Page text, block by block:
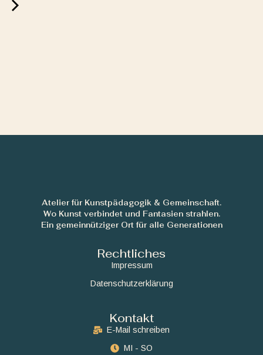
Atelier für Kunstpädagogik & Gemeinschaft.
Wo Kunst verbindet und Fantasien strahlen.
Ein gemeinnütziger Ort für alle Generationen
Rechtliches
Impressum
Datenschutzerklärung
Kontakt
E-Mail schreiben
MI - SO